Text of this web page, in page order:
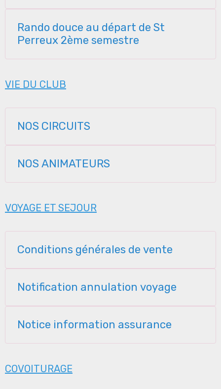
Rando douce au départ de St
Perreux 2ème semestre
VIE DU CLUB
NOS CIRCUITS
NOS ANIMATEURS
VOYAGE ET SEJOUR
Conditions générales de vente
Notification annulation voyage
Notice information assurance
COVOITURAGE